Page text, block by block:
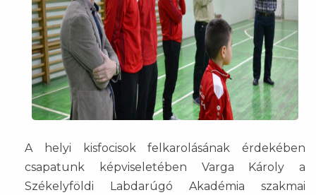
A helyi kisfocisok felkarolásának érdekében
csapatunk képviseletében Varga Károly a
Székelyföldi Labdarúgó Akadémia szakmai